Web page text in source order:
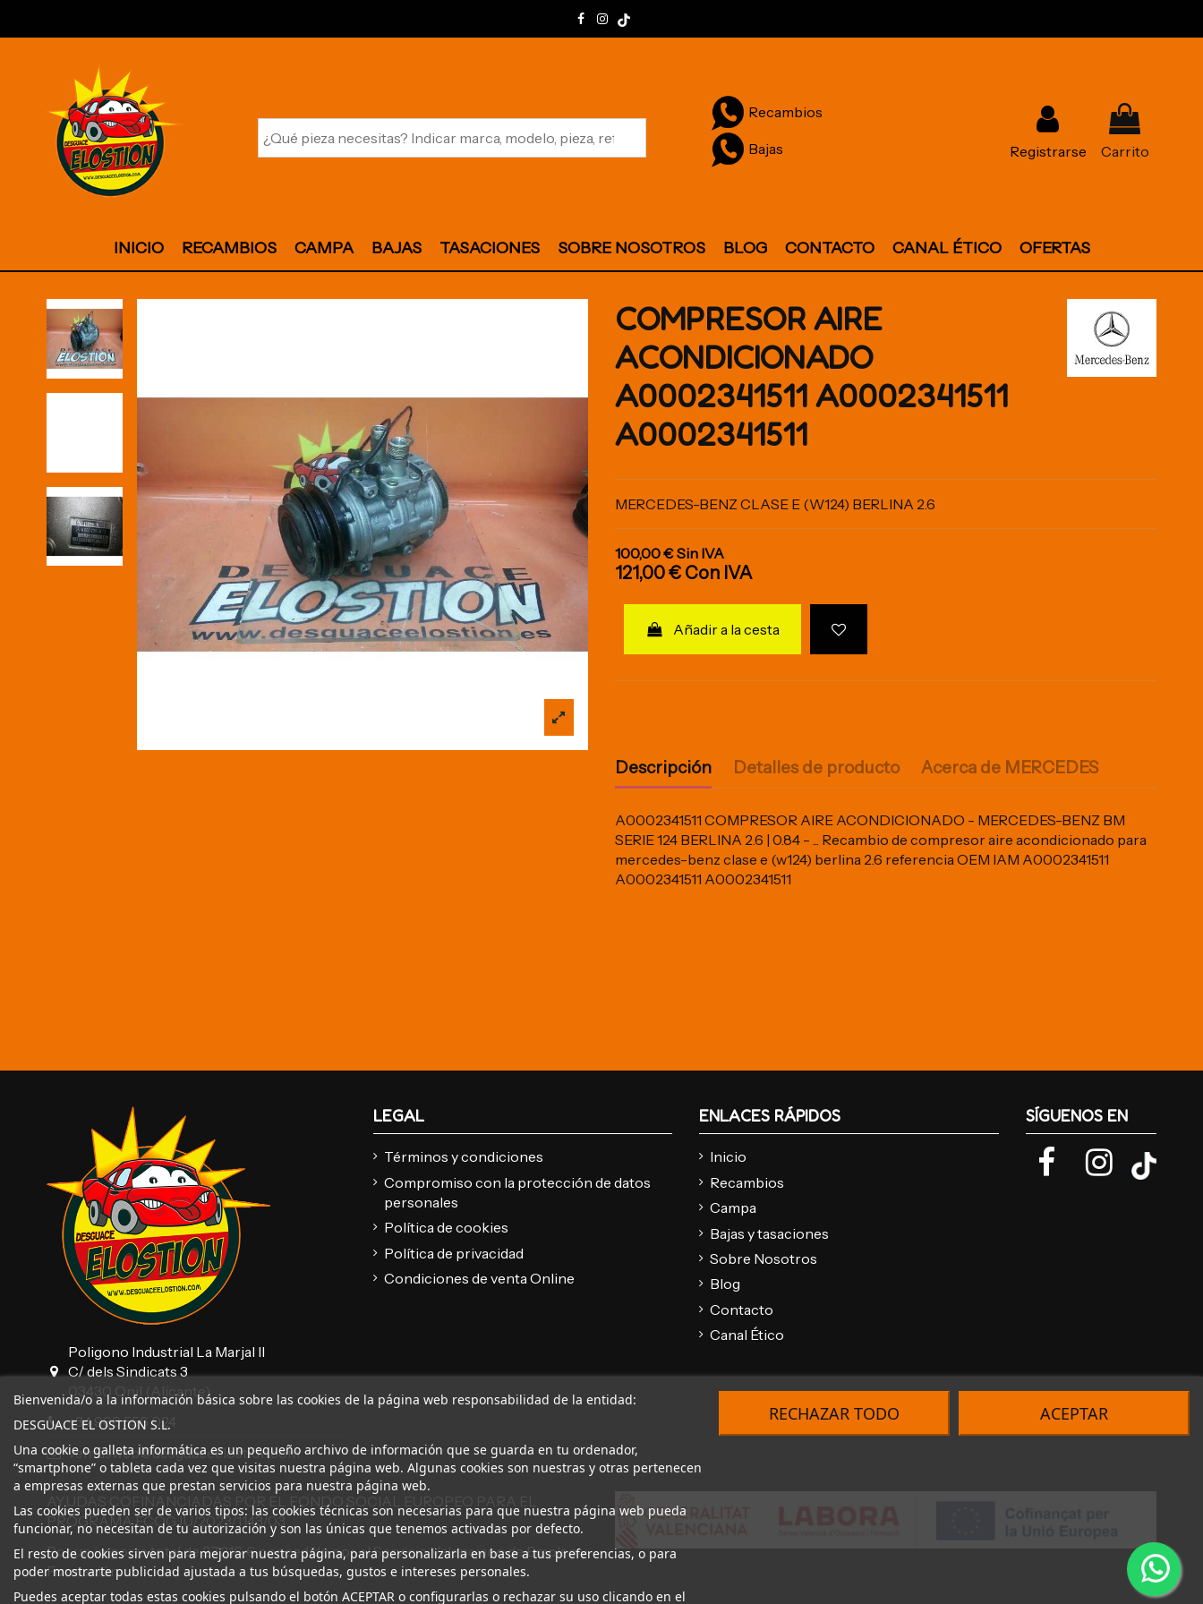
Recambios
Bajas Registrarse Carrito
INICIO RECAMBIOS CAMPA BAJAS TASACIONES SOBRE NOSOTROS BLOG CONTACTO CANAL ÉTICO OFERTAS
COMPRESOR AIRE
ACONDICIONADO
A0002341511 A0002341511
A0002341511
MERCEDES-BENZ CLASE E (W124) BERLINA 2.6
100,00 €Sin IVA
121,00 € Con IVA
Añadir a la cesta
Descripción Detalles de producto Acerca de MERCEDES
A0002341511 COMPRESOR AIRE ACONDICIONADO - MERCEDES-BENZ BM
SERIE 124 BERLINA 2.6 | 0.84 - ... Recambio de compresor aire acondicionado para
mercedes-benz clase e (w124) berlina 2.6 referencia OEM IAM A0002341511
A0002341511 A0002341511
Poligono Industrial La Marjal II
C/ dels Sindicats 3
03430 Onil (Alicante)
+34 966 556 024
ventasweb@desguaceelostion.com
LEGAL
Términos y condiciones
Compromiso con la protección de datos
personales
Política de cookies
Política de privacidad
Condiciones de venta Online
ENLACES RÁPIDOS
Inicio
Recambios
Campa
Bajas y tasaciones
Sobre Nosotros
Blog
Contacto
Canal Ético
Bienvenida/o a la información básica sobre las cookies de la página web responsabilidad de la entidad:
DESGUACE EL OSTION S.L.
Una cookie o galleta informática es un pequeño archivo de información que se guarda en tu ordenador,
“smartphone” o tableta cada vez que visitas nuestra página web. Algunas cookies son nuestras y otras pertenecen
a empresas externas que prestan servicios para nuestra página web.
Las cookies pueden ser de varios tipos: las cookies técnicas son necesarias para que nuestra página web pueda
funcionar, no necesitan de tu autorización y son las únicas que tenemos activadas por defecto.
El resto de cookies sirven para mejorar nuestra página, para personalizarla en base a tus preferencias, o para
poder mostrarte publicidad ajustada a tus búsquedas, gustos e intereses personales.
Puedes aceptar todas estas cookies pulsando el botón ACEPTAR o configurarlas o rechazar su uso clicando en el
RECHAZAR TODO ACEPTAR
SÍGUENOS EN
AYUDAS COFINANCIADAS POR EL FONDO SOCIAL EUROPEO PARA EL
PROGRAMA ECOGJU/2023/1143/03
Por un importe total de 27.216 € concedido por el Servicio Valenciano de Empleo y
Formación.